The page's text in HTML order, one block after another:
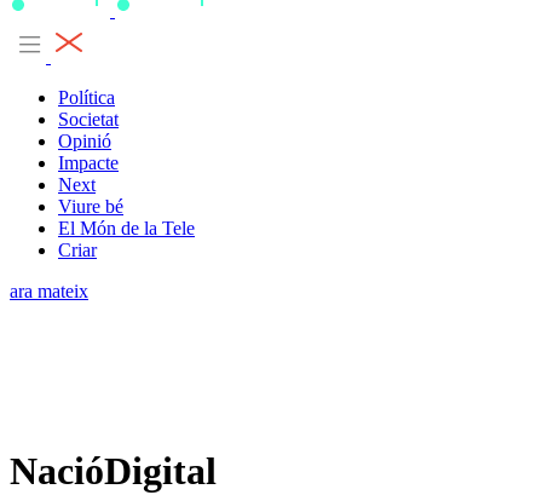
Política
Societat
Opinió
Impacte
Next
Viure bé
El Món de la Tele
Criar
ara mateix
NacióDigital